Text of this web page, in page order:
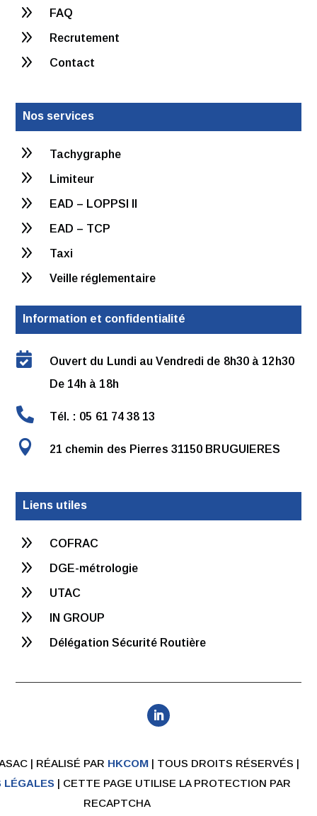
9 FAQ
9 Recrutement
9 Contact
Nos services
9 Tachygraphe
9 Limiteur
9 EAD – LOPPSI II
9 EAD – TCP
9 Taxi
9 Veille réglementaire
Information et confidentialité

Ouvert du Lundi au Vendredi de 8h30 à 12h30
De 14h à 18h
 Tél. : 05 61 74 38 13
 21 chemin des Pierres 31150 BRUGUIERES
Liens utiles
9 COFRAC
9 DGE-métrologie
9 UTAC
9 IN GROUP
9 Délégation Sécurité Routière
| RÉALISÉ PAR HKCOM | TOUS DROITS RÉSERVÉS |
LÉGALES | CETTE PAGE UTILISE LA PROTECTION PAR
RECAPTCHA